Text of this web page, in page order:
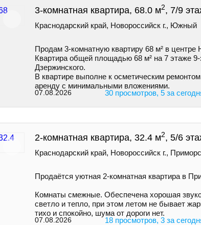
3-комнатная квартира, 68.0 м2, 7/9
Краснодарский край, Новороссийск г., Южный
Продам 3-комнатную квартиру 68 м² в центре
Квартира общей площадью 68 м² на 7 этаже
Дзержинского.
В квартире выполне к осметическим
аренду с минимальными вложениями.
07.08.2026 30 просмотров, 5 за
2-комнатная квартира, 32.4 м2, 5/6
Краснодарский край, Новороссийск г.,
Продаётся уютная 2-комнатная квартира в
Комнаты смежные. Обеспечена хорошая
светло и тепло, при этом летом не бывает
тихо и спокойно, шума от дороги нет.
07.08.2026 18 просмотров, 3 за